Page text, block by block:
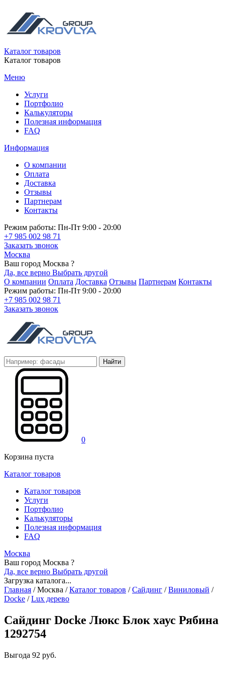
Каталог товаров
Каталог товаров
Меню
Услуги
Портфолио
Калькуляторы
Полезная информация
FAQ
Информация
О компании
Оплата
Доставка
Отзывы
Партнерам
Контакты
Режим работы: Пн-Пт 9:00 - 20:00
+7 985 002 98 71
Заказать звонок
Москва
Ваш город Москва ?
Да, все верно Выбрать другой
О компании Оплата Доставка Отзывы Партнерам Контакты
Режим работы: Пн-Пт 9:00 - 20:00
+7 985 002 98 71
Заказать звонок
Найти
0
Корзина пуста
Каталог товаров
Каталог товаров
Услуги
Портфолио
Калькуляторы
Полезная информация
FAQ
Москва
Ваш город Москва ?
Да, все верно Выбрать другой
Загрузка каталога...
Главная /Москва / Каталог товаров / Сайдинг / Виниловый /
Docke / Lux дерево
Сайдинг Docke Люкс Блок хаус Рябина
1292754
Выгода 92 руб.